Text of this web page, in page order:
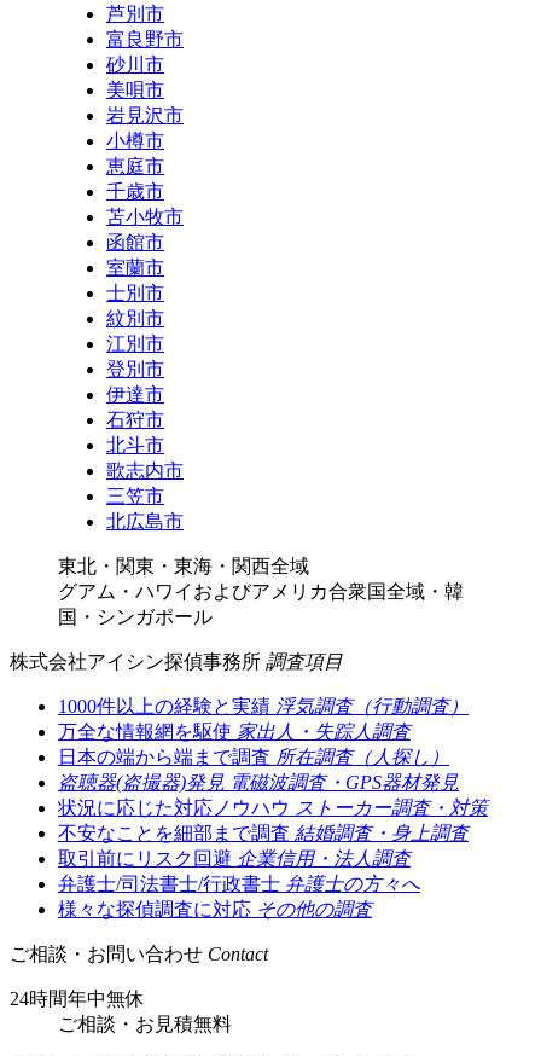
芦別市
富良野市
砂川市
美唄市
岩見沢市
小樽市
恵庭市
千歳市
苫小牧市
函館市
室蘭市
士別市
紋別市
江別市
登別市
伊達市
石狩市
北斗市
歌志内市
三笠市
北広島市
東北・関東・東海・関西全域
グアム・ハワイおよびアメリカ合衆国全域・韓
国・シンガポール
株式会社アイシン探偵事務所 調査項目
1000件以上の経験と実績 浮気調査（行動調査）
万全な情報網を駆使 家出人・失踪人調査
日本の端から端まで調査 所在調査（人探し）
盗聴器(盗撮器)発見 電磁波調査・GPS器材発見
状況に応じた対応ノウハウ ストーカー調査・対策
不安なことを細部まで調査 結婚調査・身上調査
取引前にリスク回避 企業信用・法人調査
弁護士/司法書士/行政書士 弁護士の方々へ
様々な探偵調査に対応 その他の調査
ご相談・お問い合わせ Contact
24時間年中無休
ご相談 ・ お見積無料